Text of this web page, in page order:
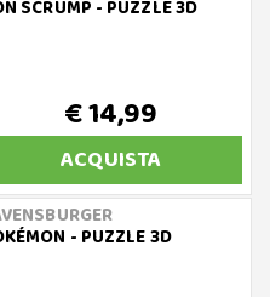
SCRUMP - PUZZLE 3D
€ 14,99
ACQUISTA
- PUZZLE 3D